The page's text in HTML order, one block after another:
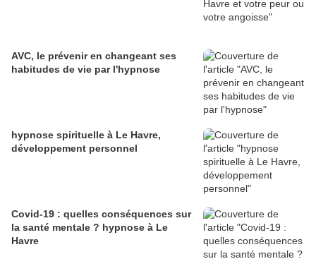
AVC, le prévenir en changeant ses
habitudes de vie par l'hypnose
hypnose spirituelle à Le Havre,
développement personnel
Covid-19 : quelles conséquences sur
la santé mentale ? hypnose à Le
Havre